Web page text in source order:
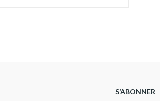
S’ABONNER